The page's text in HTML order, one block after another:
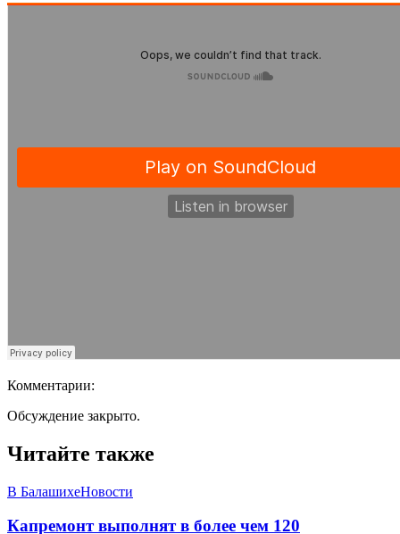
Комментарии:
Обсуждение закрыто.
Читайте также
В БалашихеНовости
Капремонт выполнят в более чем 120